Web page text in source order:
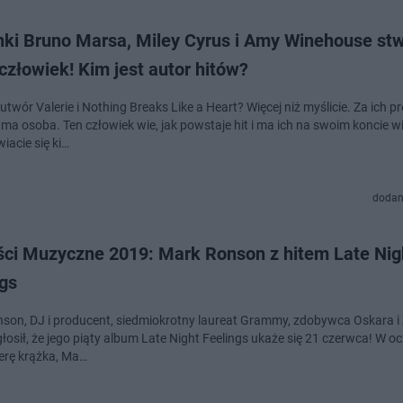
Bruno Marsa, Miley Cyrus i Amy Winehouse
Kim jest autor hitów?
utwór Valerie i Nothing Breaks Like a Heart? Więcej niż myślicie. Za ich
osoba. Ten człowiek wie, jak powstaje hit i ma ich na swoim koncie
się ki…
Muzyczne 2019: Mark Ronson z hitem Late
DJ i producent, siedmiokrotny laureat Grammy, zdobywca Oskara i
że jego piąty album Late Night Feelings ukaże się 21 czerwca! W
krążka, Ma…